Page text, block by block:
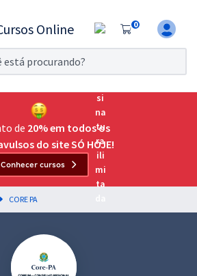
0
11
grátis por 7 dias!
Passar
para o Exame da
para as principais
de 20% em todos os
do site SÓ HOJE!
Conhecer cursos
CORE PA